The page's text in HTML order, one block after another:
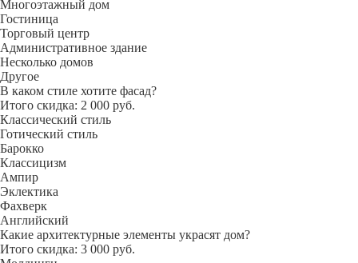
Многоэтажный дом
Гостиница
Торговый центр
Административное здание
Несколько домов
Другое
В каком стиле хотите фасад?
Итого скидка: 2 000 руб.
Классический стиль
Готический стиль
Барокко
Классицизм
Ампир
Эклектика
Фахверк
Английский
Какие архитектурные элементы украсят дом?
Итого скидка: 3 000 руб.